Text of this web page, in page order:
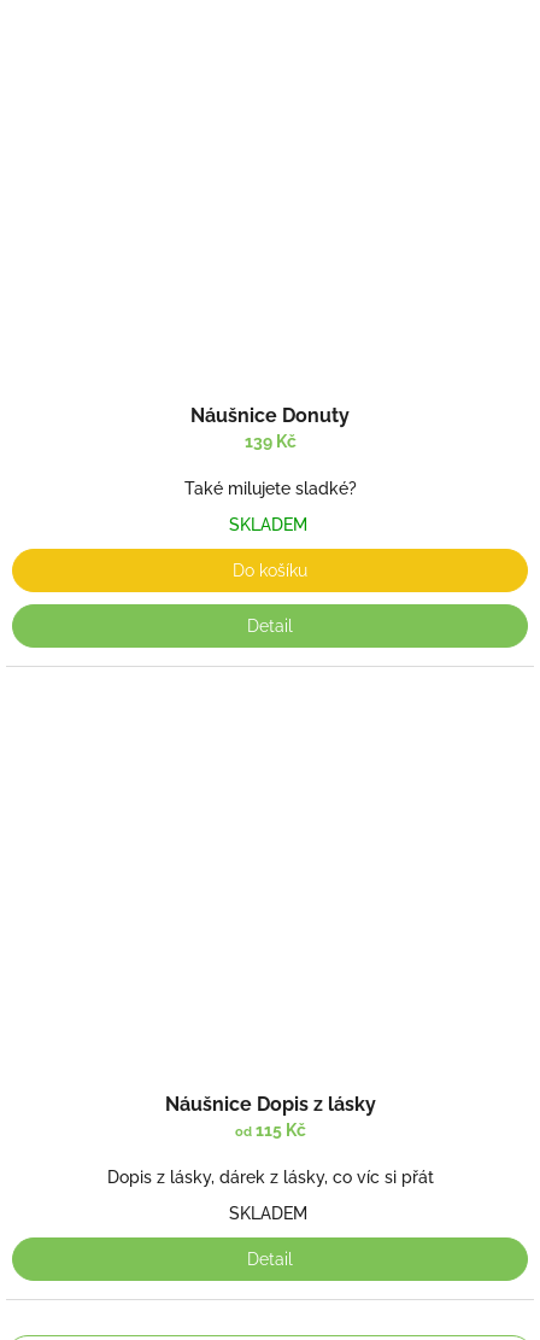
Náušnice Donuty
139 Kč
Také milujete sladké?
SKLADEM
Do košíku
Detail
Náušnice Dopis z lásky
od115 Kč
Dopis z lásky, dárek z lásky, co víc si přát
SKLADEM
Detail